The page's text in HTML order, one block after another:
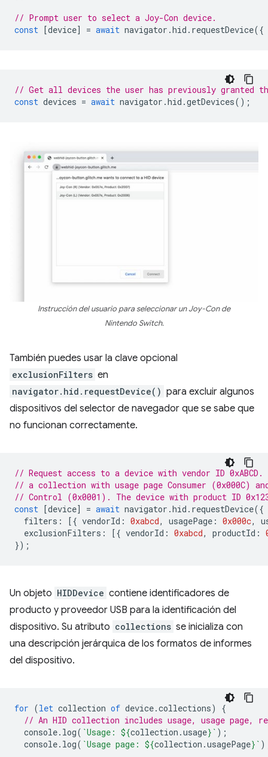
// Prompt user to select a Joy-Con device.
const [device] = await navigator .hid . requestDevice({
// Get all devices the user has previously granted
const devices = await navigator .hid .getDevices();
Instrucción del usuario para seleccionar un Joy-Con de
Nintendo Switch.
También puedes usar la clave opcional
exclusionFilters en
navigator.hid.requestDevice() para excluir algunos
dispositivos del selector de navegador que se sabe que
no funcionan correctamente.
// Request access to a device with vendor ID
// a collection with usage page Consumer (0x000C) and
// Control (0x0001). The device with product ID
const [device] = await navigator .hid . requestDevice({
filters : [{ vendorId : 0xabcd, usagePage : 0x000c,
exclusionFilters : [{ vendorId : 0xabcd, productId :
});
Un objeto HIDDevice contiene identificadores de
producto y proveedor USB para la identificación del
dispositivo. Su atributo collections se inicializa con
una descripción jerárquica de los formatos de informes
del dispositivo.
for (let collection of device.collections)
{
// An HID collection includes usage, usage page,
console. log( `Usage: ${collection .usage} ` );
console. log( `Usage page: ${collection .usagePage} `